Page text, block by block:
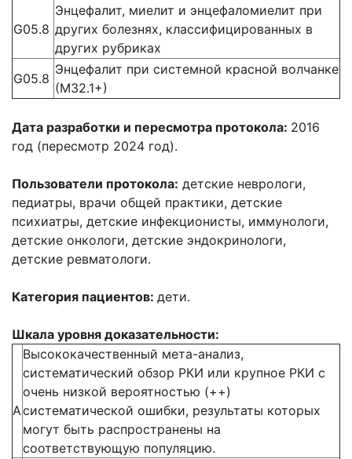
G05.8
Энцефалит, миелит и энцефаломиелит при
других болезнях, классифицированных в
других рубриках
G05.8
Энцефалит при системной красной волчанке
(М32.1+)
Дата разработки и пересмотра протокола: 2016
год (пересмотр 2024 год).
Пользователи протокола: детские неврологи,
педиатры, врачи общей практики, детские
психиатры, детские инфекционисты, иммунологи,
детские онкологи, детские эндокринологи,
детские ревматологи.
Категория пациентов: дети.
Шкала уровня д​оказательности:
А
Высококачественный мета-анализ,
систематический обзор РКИ или крупное РКИ с
очень низкой вероятностью (++)
систематической ошибки, результаты которых
могут быть распространены на
соответствующую популяцию.